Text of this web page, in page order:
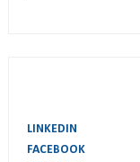
LINKEDIN
FACEBOOK